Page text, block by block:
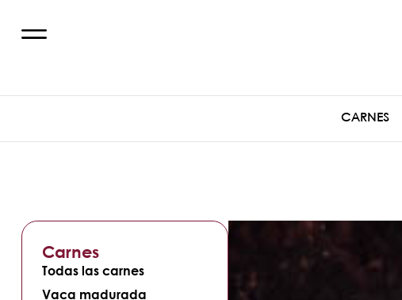
CARNES
Carnes
Todas las carnes
Vaca madurada